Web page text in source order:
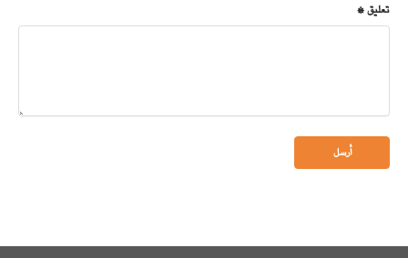
تعليق *